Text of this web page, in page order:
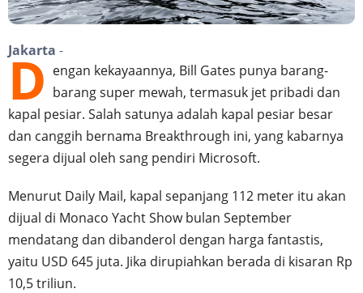
Jakarta -
D engan kekayaannya, Bill Gates punya barang-
barang super mewah, termasuk jet pribadi dan
kapal pesiar. Salah satunya adalah kapal pesiar besar
dan canggih bernama Breakthrough ini, yang kabarnya
segera dijual oleh sang pendiri Microsoft.
Menurut Daily Mail, kapal sepanjang 112 meter itu akan
dijual di Monaco Yacht Show bulan September
mendatang dan dibanderol dengan harga fantastis,
yaitu USD 645 juta. Jika dirupiahkan berada di kisaran Rp
10,5 triliun.